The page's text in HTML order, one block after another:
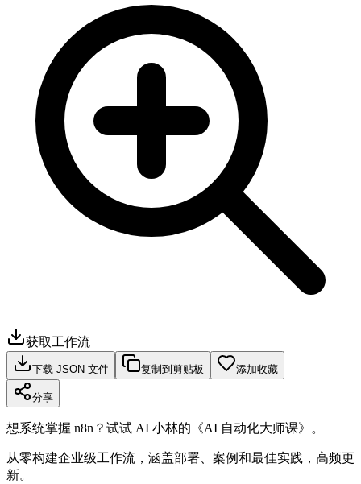
获取工作流
下载 JSON 文件 复制到剪贴板 添加收藏
分享
想系统掌握 n8n？试试 AI 小林的《AI 自动化大师课》。
从零构建企业级工作流，涵盖部署、案例和最佳实践，高频更
新。